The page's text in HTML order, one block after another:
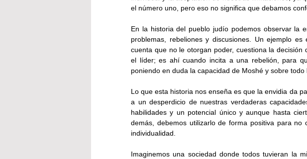
el número uno, pero eso no significa que debamos
En la historia del pueblo judío podemos observar la
problemas, rebeliones y discusiones. Un ejemplo
cuenta que no le otorgan poder, cuestiona la
el líder; es ahí cuando incita a una rebelión, para
poniendo en duda la capacidad de Moshé y sobre todo
Lo que esta historia nos enseña es que la envidia da
a un desperdicio de nuestras verdaderas
habilidades y un potencial único y aunque hasta
demás, debemos utilizarlo de forma positiva para no
individualidad.
Imaginemos una sociedad donde todos tuvieran la